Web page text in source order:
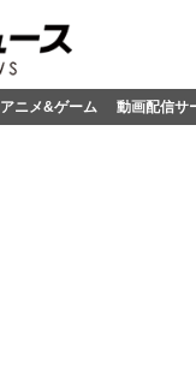
アニメ&ゲーム 動画配信サ